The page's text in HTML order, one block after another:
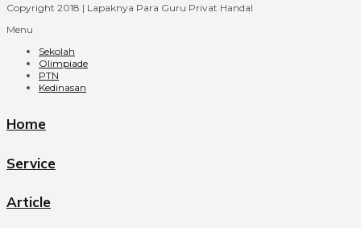
Copyright 2018 | Lapaknya Para Guru Privat Handal
Menu
Sekolah
Olimpiade
PTN
Kedinasan
Home
Service
Article